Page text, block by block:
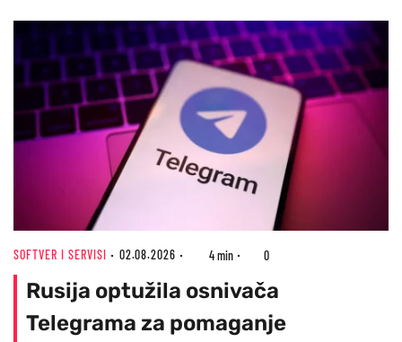
SOFTVER I SERVISI 02.08.2026 4 min 0
Rusija optužila osnivača
Telegrama za pomaganje